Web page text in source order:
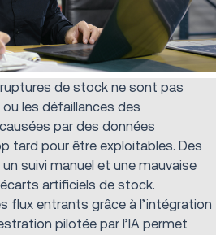
de stock ne sont pas
les défaillances des
par des données
tard pour être exploitables. Des
suivi manuel et une mauvaise
artificiels de stock.
flux entrants grâce à l’intégration
pilotée par l’IA permet